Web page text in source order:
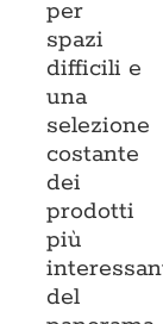
per
spazi
difficili e
una
selezione
costante
dei
prodotti
più
del